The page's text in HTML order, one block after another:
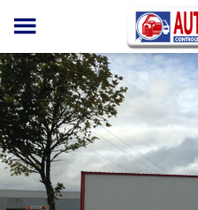
Panneau de gestion des cookies